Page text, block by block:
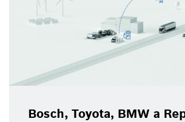
Bosch, Toyota, BMW a